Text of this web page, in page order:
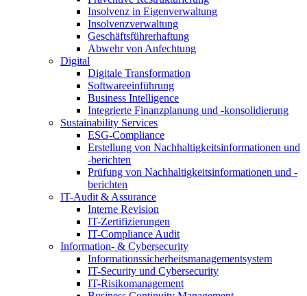
Insolvenz in Eigenverwaltung
Insolvenzverwaltung
Geschäftsführerhaftung
Abwehr von Anfechtung
Digital
Digitale Transformation
Softwareeinführung
Business Intelligence
Integrierte Finanzplanung und -konsolidierung
Sustainability Services
ESG-Compliance
Erstellung von Nachhaltigkeitsinformationen und
-berichten
Prüfung von Nachhaltigkeitsinformationen und -
berichten
IT-Audit & Assurance
Interne Revision
IT-Zertifizierungen
IT-Compliance Audit
Information- & Cybersecurity
Informationssicherheitsmanagementsystem
IT-Security und Cybersecurity
IT-Risikomanagement